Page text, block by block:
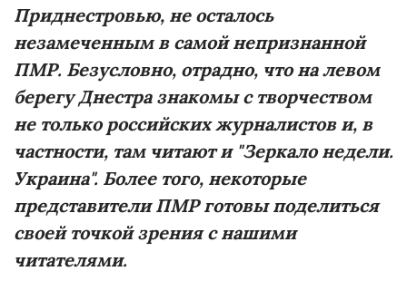
Приднестровью, не осталось
незамеченным в самой непризнанной
ПМР. Безусловно, отрадно, что на левом
берегу Днестра знакомы с творчеством
не только российских журналистов и, в
частности, там читают и "Зеркало недели.
Украина". Более того, некоторые
представители ПМР готовы поделиться
своей точкой зрения с нашими
читателями.